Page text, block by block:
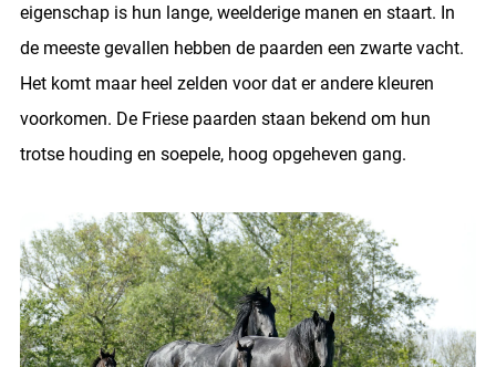
eigenschap is hun lange, weelderige manen en staart. In
de meeste gevallen hebben de paarden een zwarte vacht.
Het komt maar heel zelden voor dat er andere kleuren
voorkomen. De Friese paarden staan bekend om hun
trotse houding en soepele, hoog opgeheven gang.